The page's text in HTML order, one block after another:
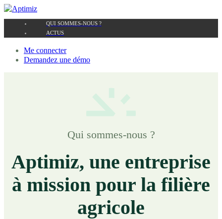
QUI SOMMES-NOUS ?
ACTUS
Me connecter
Demandez une démo
Qui sommes-nous ?
Aptimiz, une entreprise
à mission pour la filière
agricole